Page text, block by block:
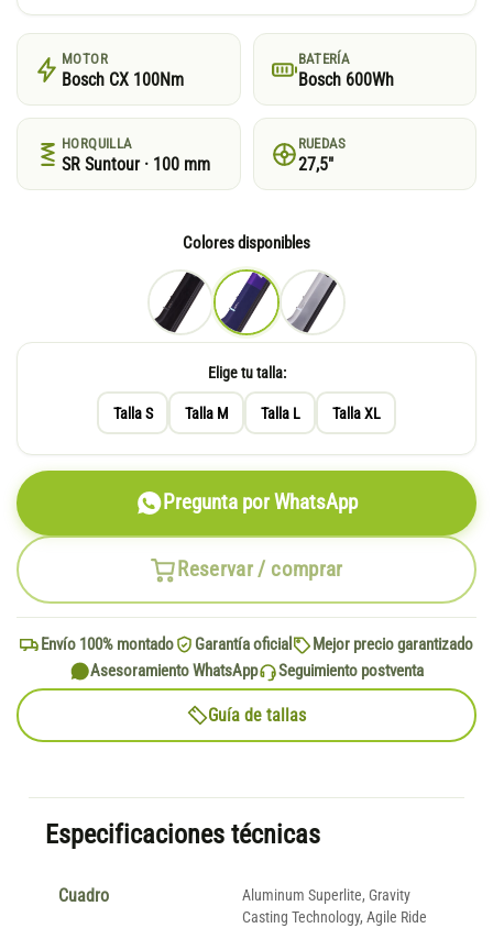
MOTOR
Bosch CX 100Nm
BATERÍA
Bosch 600Wh
HORQUILLA
SR Suntour · 100 mm
RUEDAS
27,5"
Colores disponibles
Elige tu talla:
Talla S Talla M Talla L Talla XL
Reservar / comprar
Pregunta por WhatsApp
Envío 100% montado Garantía oficial
Mejor precio garantizado
Asesoramiento WhatsApp
Seguimiento postventa
Guía de tallas
Especificaciones técnicas
Cuadro
Aluminum Superlite, Gravity
Casting Technology, Agile Ride